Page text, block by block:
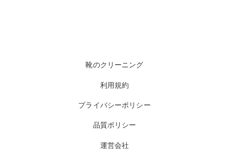
靴のクリーニング
利用規約
プライバシーポリシー
品質ポリシー
運営会社